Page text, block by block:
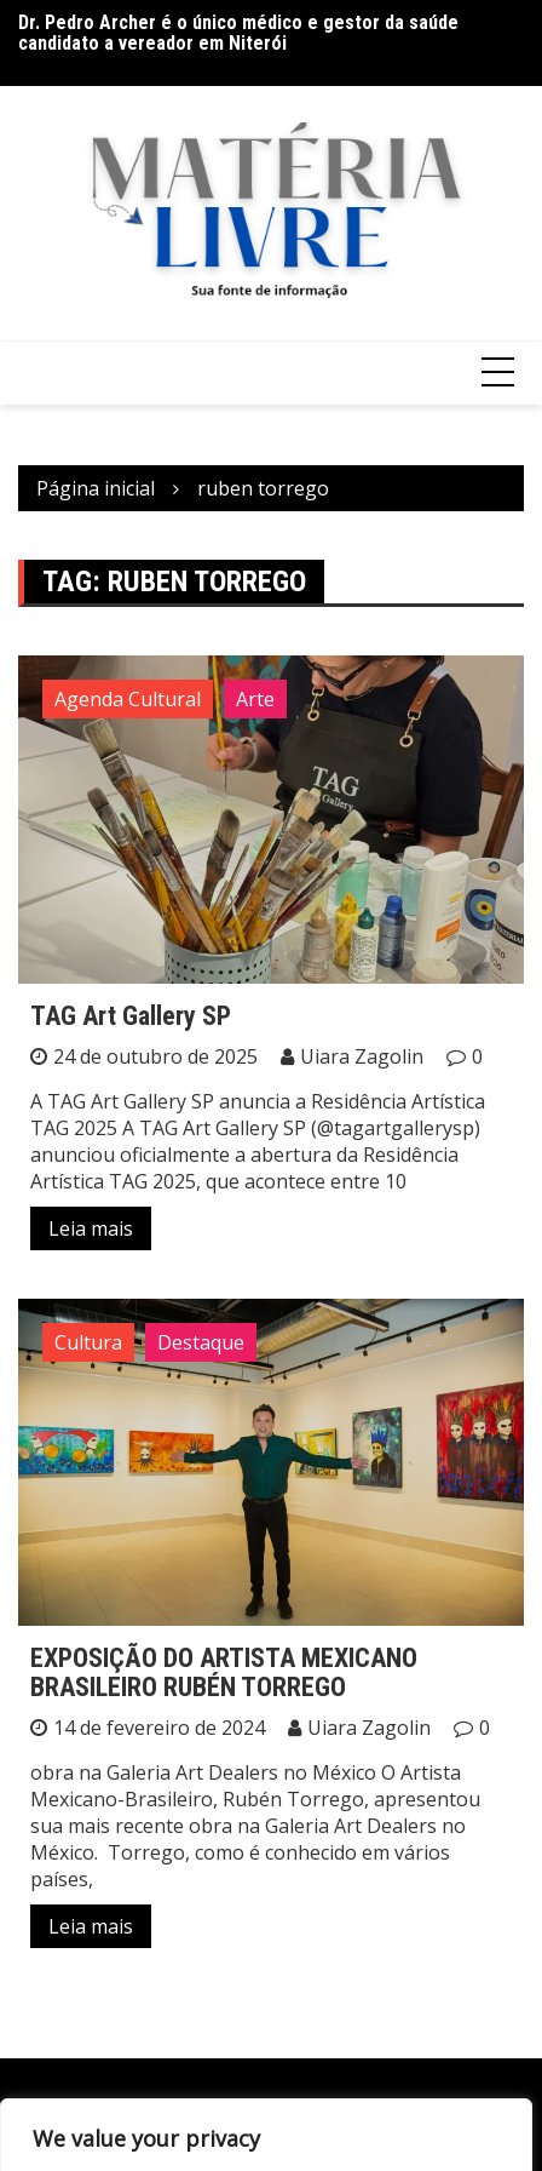
We value your privacy
para
conteúdo
Dr. Pedro Archer é o único médico e gestor da saúde
candidato a vereador em Niterói
Página inicial ruben torrego
TAG: RUBEN TORREGO
Agenda Cultural Arte
TAG Art Gallery SP
24 de outubro de 2025 Uiara Zagolin
0
A TAG Art Gallery SP anuncia a Residência Artística
TAG 2025 A TAG Art Gallery SP (@tagartgallerysp)
anunciou oficialmente a abertura da Residência
Artística TAG 2025, que acontece entre 10
Leia mais
Cultura Destaque
EXPOSIÇÃO DO ARTISTA MEXICANO
BRASILEIRO RUBÉN TORREGO
14 de fevereiro de 2024 Uiara Zagolin
0
obra na Galeria Art Dealers no México O Artista
Mexicano-Brasileiro, Rubén Torrego, apresentou
sua mais recente obra na Galeria Art Dealers no
México. Torrego, como é conhecido em vários
países,
Leia mais
Todo conteúdo publicado neste portal, incluindo textos,